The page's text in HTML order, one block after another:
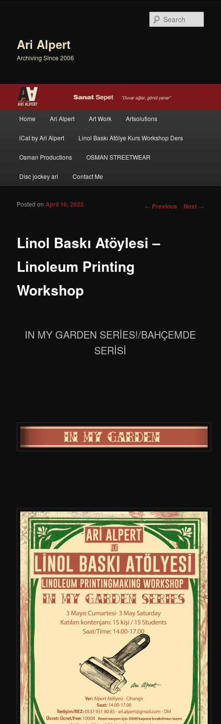
Ari Alpert
Archiving Since 2006
Skip to primary content
Skip to secondary content
Home Ari Alpert Art Work Artsolutions
iCat by Ari Alpert Linol Baskı Atölye Kurs Workshop Ders
Osman Productions OSMAN STREETWEAR
Disc jockey ari Contact Me
Post navigation
← Previous Next →
Linol Baskı Atöylesi –
Linoleum Printing
Workshop
Posted onApril 16, 2025
IN MY GARDEN SERİES!/BAHÇEMDE
SERİSİ